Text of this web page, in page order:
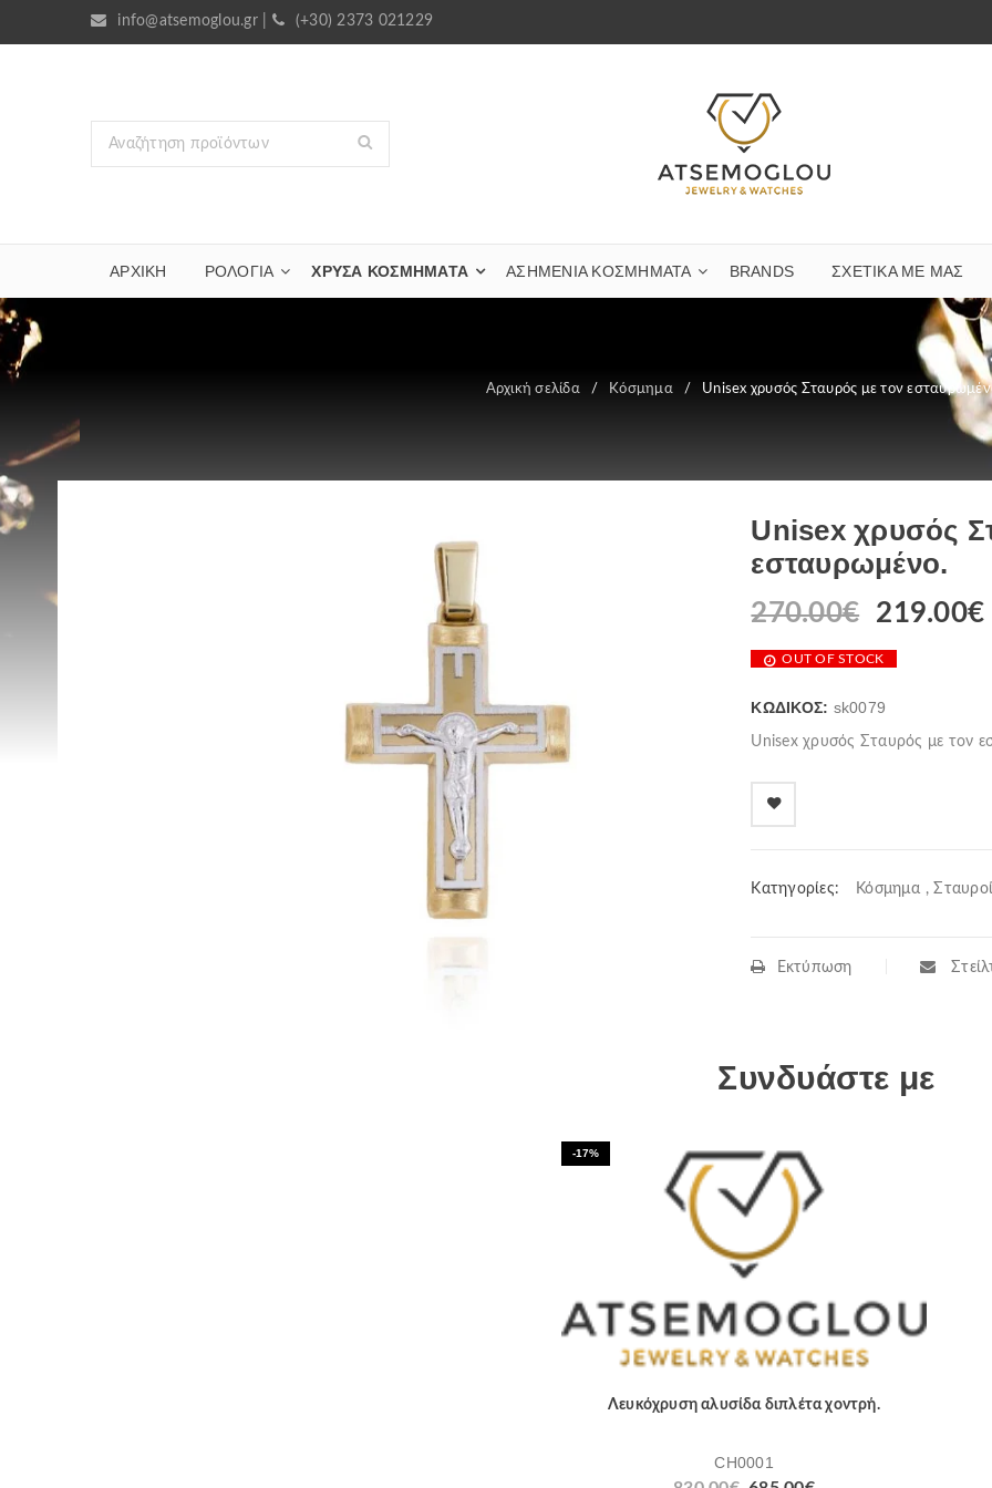
info@atsemoglou.gr| (+30) 2373 021229
ΑΡΧΙΚΗ ΡΟΛΟΓΙΑ ΧΡΥΣΆ ΚΟΣΜΉΜΑΤΑ ΑΣΗΜΈΝΙΑ ΚΟΣΜΉΜΑΤΑ BRANDS ΣΧΕΤΙΚΆ ΜΕ ΜΑΣ
Αρχική σελίδα / Κόσμημα / Unisex χρυσός Σταυρός με τον
Unisex χρυσός
εσταυρωμένο.
270.00€ 219.00€
OUT OF STOCK
ΚΩΔΙΚΌΣ: sk0079
Unisex χρυσός Σταυρός με τον
Κατηγορίες: Κόσμημα ,
Εκτύπωση
Συνδυάστε με
-17%
Λευκόχρυση αλυσίδα διπλέτα χοντρή.
CH0001